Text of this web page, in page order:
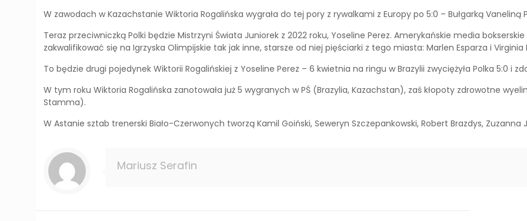
W zawodach w Kazachstanie Wiktoria Rogalińska wygrała do tej pory z rywalkami z Europy po 5:0 – Bułgarką Vaneliną
Teraz przeciwniczką Polki będzie Mistrzyni Świata Juniorek z 2022 roku, Yoseline Perez. Amerykańskie media
zakwalifikować się na Igrzyska Olimpijskie tak jak inne, starsze od niej pięściarki z tego miasta: Marlen Esparza i Virginia
To będzie drugi pojedynek Wiktorii Rogalińskiej z Yoseline Perez – 6 kwietnia na ringu w Brazylii zwyciężyła Polka 5:0 i
W tym roku Wiktoria Rogalińska zanotowała już 5 wygranych w PŚ (Brazylia, Kazachstan), zaś kłopoty zdrowotne
Stamma).
W Astanie sztab trenerski Biało-Czerwonych tworzą Kamil Goiński, Seweryn Szczepankowski, Robert Brazdys, Zuzanna
Mariusz Serafin